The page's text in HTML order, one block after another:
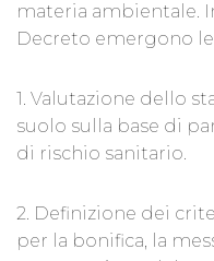
materia ambientale.
Decreto emergono
1. Valutazione dello
suolo sulla base di
di rischio sanitario.
2. Definizione dei
per la bonifica, la